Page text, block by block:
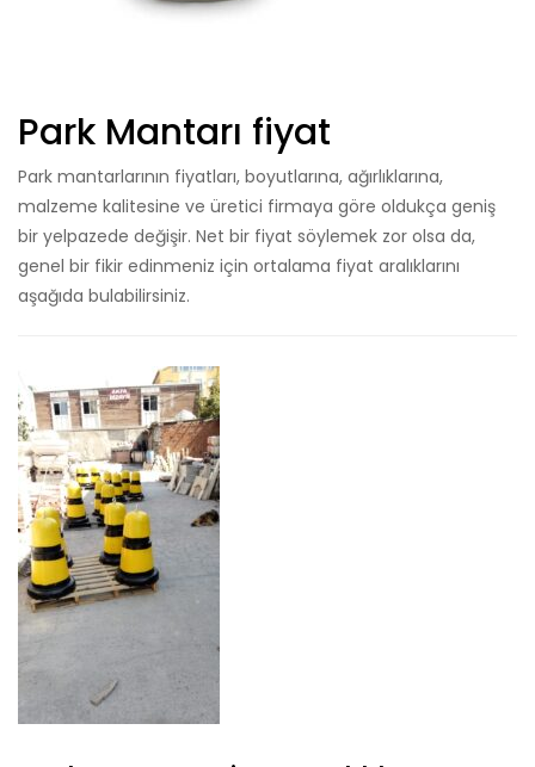
Park Mantarı fiyat
Park mantarlarının fiyatları, boyutlarına, ağırlıklarına,
malzeme kalitesine ve üretici firmaya göre oldukça geniş
bir yelpazede değişir. Net bir fiyat söylemek zor olsa da,
genel bir fikir edinmeniz için ortalama fiyat aralıklarını
aşağıda bulabilirsiniz.